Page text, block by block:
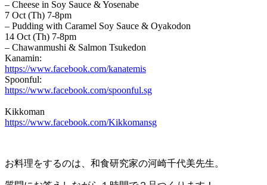
– Cheese in Soy Sauce & Yosenabe
7 Oct (Th) 7-8pm
– Pudding with Caramel Soy Sauce & Oyakodon
14 Oct (Th) 7-8pm
– Chawanmushi & Salmon Tsukedon
Kanamin:
https://www.facebook.com/kanatemis
Spoonful:
https://www.facebook.com/spoonful.sg
Kikkoman
https://www.facebook.com/Kikkomansg
お料理をするのは、和食研究家の河崎千代美先生。